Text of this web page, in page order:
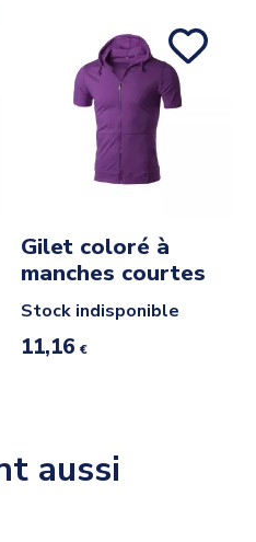
Gilet coloré à
manches courtes
Stock indisponible
11,16 €
aussi